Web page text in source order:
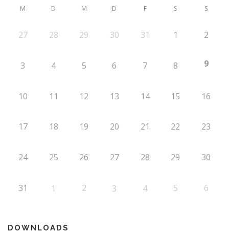
M D M D F S S
27 28 29 30 31 1 2
3 4 5 6 7 8 9
10 11 12 13 14 15 16
17 18 19 20 21 22 23
24 25 26 27 28 29 30
31 1 2 3 4 5 6
DOWNLOADS